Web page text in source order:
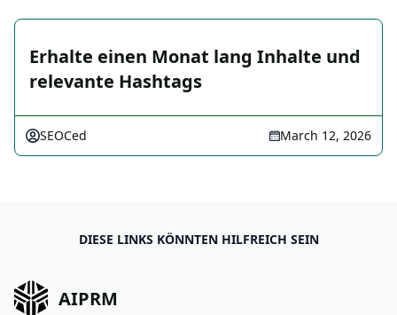
Erhalte einen Monat lang Inhalte und
relevante Hashtags
SEOCed March 12, 2026
DIESE LINKS KÖNNTEN HILFREICH SEIN
AIPRM